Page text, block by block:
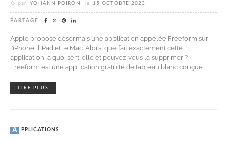
par YOHANN POIRON le 15 OCTOBRE 2023
PARTAGE
Apple propose désormais une application appelée Freeform sur
l’iPhone, l’iPad et le Mac. Alors, que fait exactement cette
application, à quoi sert-elle et pouvez-vous la supprimer ?
Freeform est une application gratuite de tableau blanc conçue
LIRE PLUS
APPLICATIONS